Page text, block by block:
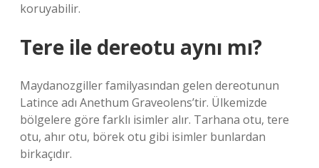
koruyabilir.
Tere ile dereotu aynı mı?
Maydanozgiller familyasından gelen dereotunun
Latince adı Anethum Graveolens’tir. Ülkemizde
bölgelere göre farklı isimler alır. Tarhana otu, tere
otu, ahır otu, börek otu gibi isimler bunlardan
birkaçıdır.